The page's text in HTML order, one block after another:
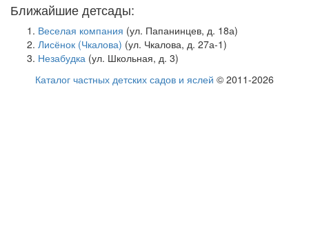
Ближайшие детсады:
Веселая компания (ул. Папанинцев, д. 18а)
Лисёнок (Чкалова) (ул. Чкалова, д. 27а-1)
Незабудка (ул. Школьная, д. 3)
Каталог частных детских садов и яслей © 2011-2026